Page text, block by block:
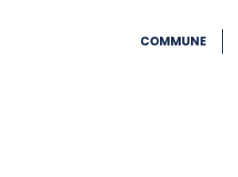
COMMUNE